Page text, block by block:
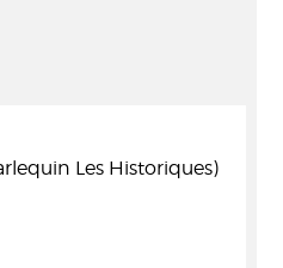
Les Historiques)